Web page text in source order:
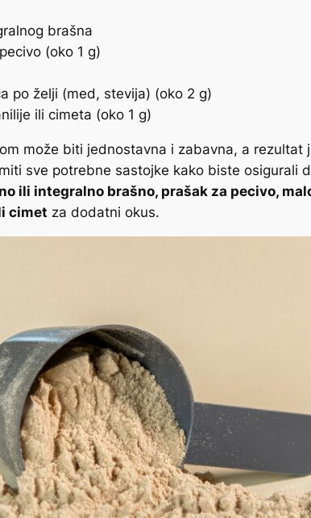
brašna
(oko 1 g)
po želji (med, stevija) (oko 2 g)
ili cimeta (oko 1 g)
može biti jednostavna i zabavna, a
sve potrebne sastojke kako biste osigurali
ili integralno brašno, prašak za pecivo,
cimet za dodatni okus.